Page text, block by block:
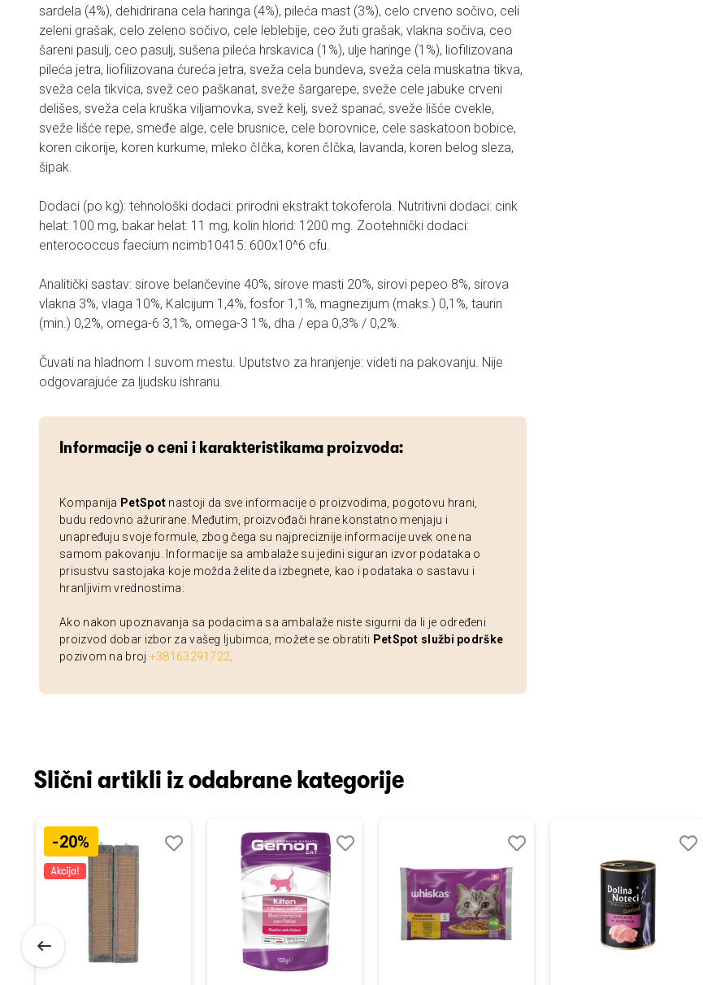
sardela (4%), dehidrirana cela haringa (4%), pileća mast (3%), celo crveno sočivo, celi
zeleni grašak, celo zeleno sočivo, cele leblebije, ceo žuti grašak, vlakna sočiva, ceo
šareni pasulj, ceo pasulj, sušena pileća hrskavica (1%), ulje haringe (1%), liofilizovana
pileća jetra, liofilizovana ćureća jetra, sveža cela bundeva, sveža cela muskatna tikva,
sveža cela tikvica, svež ceo paškanat, sveže šargarepe, sveže cele jabuke crveni
delišes, sveža cela kruška viljamovka, svež kelj, svež spanać, sveže lišće cvekle,
sveže lišće repe, smeđe alge, cele brusnice, cele borovnice, cele saskatoon bobice,
koren cikorije, koren kurkume, mleko čIčka, koren čIčka, lavanda, koren belog sleza,
šipak.
Dodaci (po kg): tehnološki dodaci: prirodni ekstrakt tokoferola. Nutritivni dodaci: cink
helat: 100 mg, bakar helat: 11 mg, kolin hlorid: 1200 mg. Zootehnički dodaci:
enterococcus faecium ncimb10415: 600x10^6 cfu.
Analitički sastav: sirove belančevine 40%, sirove masti 20%, sirovi pepeo 8%, sirova
vlakna 3%, vlaga 10%, Kalcijum 1,4%, fosfor 1,1%, magnezijum (maks.) 0,1%, taurin
(min.) 0,2%, omega-6 3,1%, omega-3 1%, dha / epa 0,3% / 0,2%.
Čuvati na hladnom I suvom mestu. Uputstvo za hranjenje: videti na pakovanju. Nije
odgovarajuće za ljudsku ishranu.
Informacije o ceni i karakteristikama proizvoda:
Kompanija PetSpot nastoji da sve informacije o proizvodima, pogotovu hrani,
budu redovno ažurirane. Međutim, proizvođači hrane konstatno menjaju i
unapređuju svoje formule, zbog čega su najpreciznije informacije uvek one na
samom pakovanju. Informacije sa ambalaže su jedini siguran izvor podataka o
prisustvu sastojaka koje možda želite da izbegnete, kao i podataka o sastavu i
hranljivim vrednostima.
Ako nakon upoznavanja sa podacima sa ambalaže niste sigurni da li je određeni
proizvod dobar izbor za vašeg ljubimca, možete se obratiti PetSpot službi podrške
pozivom na broj +38163291722
Slični artikli iz odabrane kategorije
-20%
u
listu
želja